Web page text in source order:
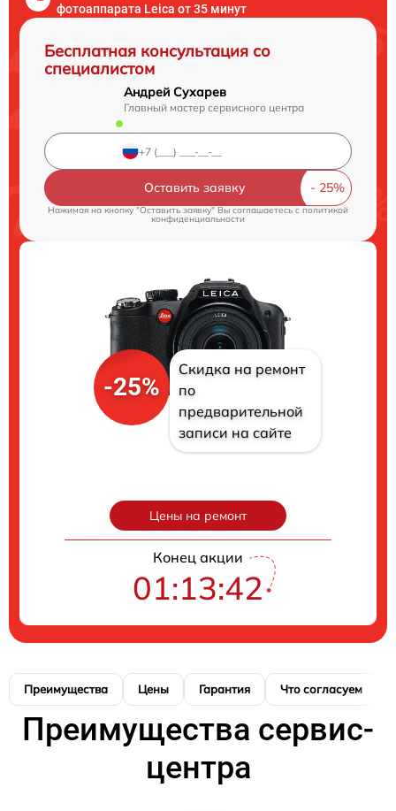
фотоаппарата Leica от 35 минут
Бесплатная консультация со
специалистом
Андрей Сухарев
Главный мастер сервисного центра
Оставить заявку
Нажимая на кнопку "Оставить заявку" Вы соглашаетесь cполитикой
конфиденциальности
-25%
Скидка на ремонт
по
предварительной
записи на сайте
Цены на ремонт
Конец акции
01:13:41
Преимущества Цены Гарантия Что согласуем
Преимущества сервис-
центра